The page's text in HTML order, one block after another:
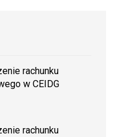
rachunku
w CEIDG
rachunku